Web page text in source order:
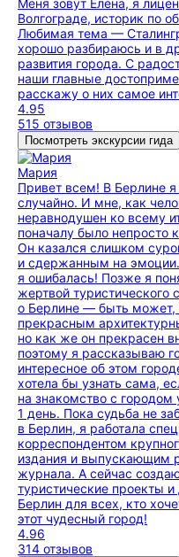
Меня зовут Елена, я
Волгограде, историк по
Любимая тема —
хорошо разбираюсь и в
развития города. С
наши главные
расскажу о них самое
4.95
515 отзывов
Посмотреть экскурсии гида
Мария
Привет всем! В Берлине я
случайно. И мне, как
неравнодушен ко всему
поначалу было непросто
Он казался слишком
и сдержанным на
я ошибалась! Позже я
жертвой туристического
о Берлине — быть может,
прекрасным
но как же он прекрасен
поэтому я рассказываю
интересное об этом
хотела бы узнать сама,
на знакомство с городом
1 день. Пока судьба не
в Берлин, я работала
корреспондентом
издания и выпускающим
журнала. А сейчас
туристические проекты
Берлин для всех, кто
этот чудесный город!
4.96
314 отзывов